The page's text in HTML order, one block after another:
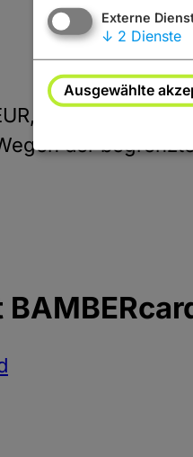
Schüler,
der
Externe
↓ 2 Dienste
Ausgewählte